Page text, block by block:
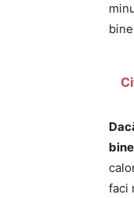
faci